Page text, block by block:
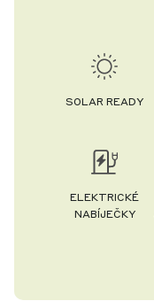
SOLAR READY
ELEKTRICKÉ
NABÍJEČKY